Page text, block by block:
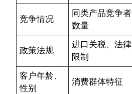
竞争情况
同类产品竞争者
数量
政策法规
进口关税、法律
限制
客户年龄、
性别
消费群体特征